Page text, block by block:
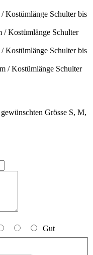
Kostümlänge Schulter bis
/ Kostümlänge Schulter
Kostümlänge Schulter bis
/ Kostümlänge Schulter
Grösse S, M,
Gut